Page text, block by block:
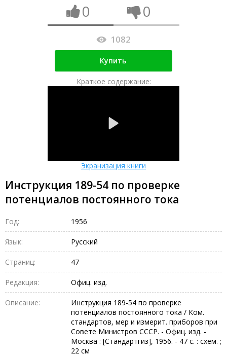
0 0
1082
Купить
Краткое содержание:
Экранизация книги
Инструкция 189-54 по проверке
потенциалов постоянного тока
Год: 1956
Язык: Русский
Страниц: 47
Редакция: Офиц. изд.
Описание:
Инструкция 189-54 по проверке
потенциалов постоянного тока / Ком.
стандартов, мер и измерит. приборов при
Совете Министров СССР. - Офиц. изд. -
Москва : [Стандартгиз], 1956. - 47 с. : схем. ;
22 см